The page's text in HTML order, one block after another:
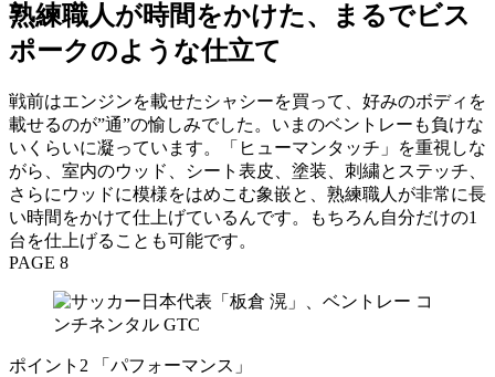
熟練職人が時間をかけた、まるでビス
ポークのような仕立て
戦前はエンジンを載せたシャシーを買って、好みのボディを
載せるのが”通”の愉しみでした。いまのベントレーも負けな
いくらいに凝っています。「ヒューマンタッチ」を重視しな
がら、室内のウッド、シート表皮、塗装、刺繍とステッチ、
さらにウッドに模様をはめこむ象嵌と、熟練職人が非常に長
い時間をかけて仕上げているんです。もちろん自分だけの1
台を仕上げることも可能です。
PAGE 8
ポイント2 「パフォーマンス」